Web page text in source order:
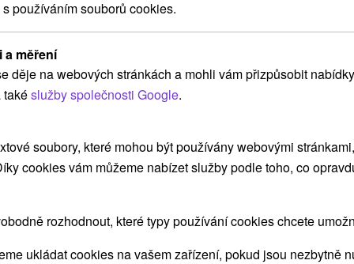
používáním souborů cookies.
a měření
děje na webových stránkách a mohli vám přizpůsobit
takéslužby společnosti Google.
soubory, které mohou být používány webovými
cookies vám můžeme nabízet služby podle toho, co
rozhodnout, které typy používání cookies chcete
ukládat cookies na vašem zařízení, pokud jsou nezbytně